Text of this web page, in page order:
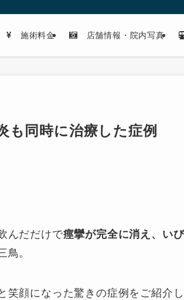
施術料金 店舗情報・院内写真
も同時に治療した症例
んだだけで痙攣が完全に消え、いび
鳥。
笑顔になった驚きの症例をご紹介し